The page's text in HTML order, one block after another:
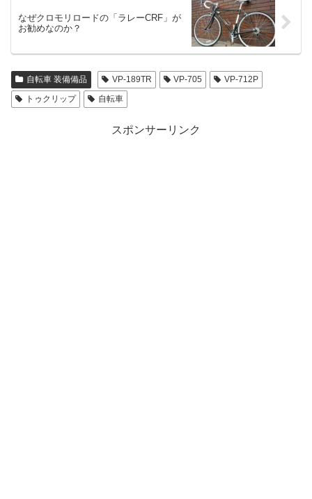
なぜクロモリロードの「ラレーCRF」が
お勧めなのか？
自転車 装備備品 VP-189TR VP-705
VP-712P
トゥクリップ
自転車
スポンサーリンク